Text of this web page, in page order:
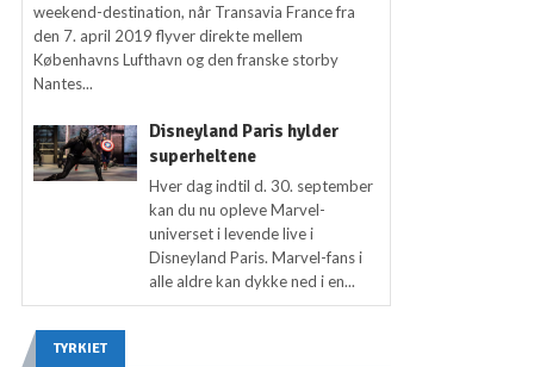
weekend-destination, når Transavia France fra
den 7. april 2019 flyver direkte mellem
Københavns Lufthavn og den franske storby
Nantes...
Disneyland Paris hylder
superheltene
Hver dag indtil d. 30. september
kan du nu opleve Marvel-
universet i levende live i
Disneyland Paris. Marvel-fans i
alle aldre kan dykke ned i en...
TYRKIET